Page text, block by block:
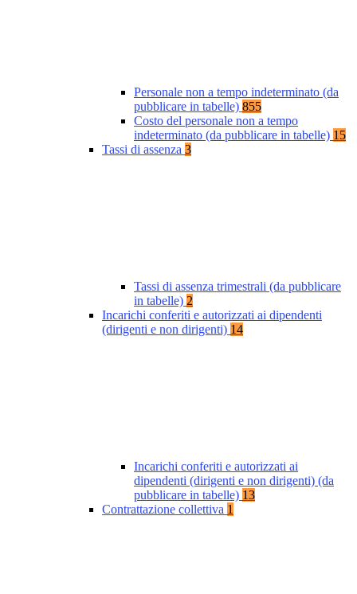
Personale non a tempo indeterminato (da
pubblicare in tabelle) 855
Costo del personale non a tempo
indeterminato (da pubblicare in tabelle) 15
Tassi di assenza 3
Tassi di assenza trimestrali (da pubblicare
in tabelle) 2
Incarichi conferiti e autorizzati ai dipendenti
(dirigenti e non dirigenti) 14
Incarichi conferiti e autorizzati ai
dipendenti (dirigenti e non dirigenti) (da
pubblicare in tabelle) 13
Contrattazione collettiva 1